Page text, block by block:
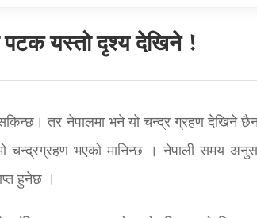
पटक यस्तो दृश्य देखिने !
तर नेपालमा भने यो चन्द्र ग्रहण देखिने
भएको मानिन्छ । नेपाली समय
हुनेछ ।